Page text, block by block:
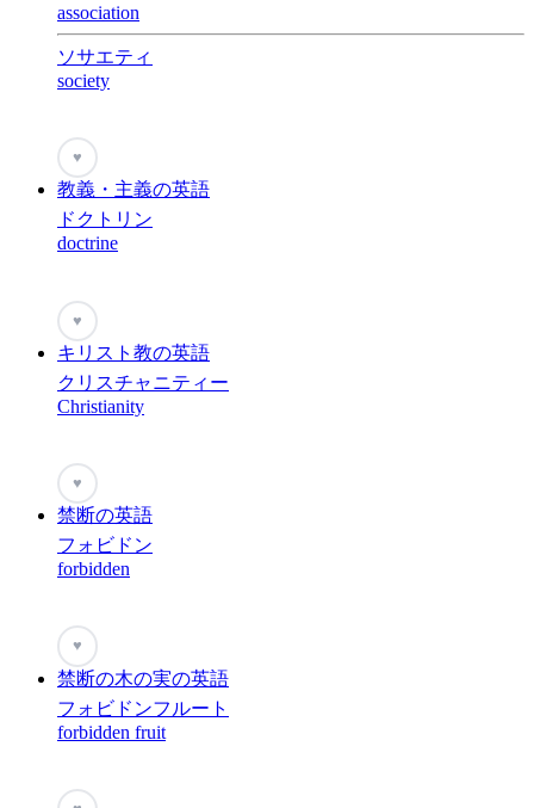
association
ソサエティ
society
♥
教義・主義の英語
ドクトリン
doctrine
♥
キリスト教の英語
クリスチャニティー
Christianity
♥
禁断の英語
フォビドン
forbidden
♥
禁断の木の実の英語
フォビドンフルート
forbidden fruit